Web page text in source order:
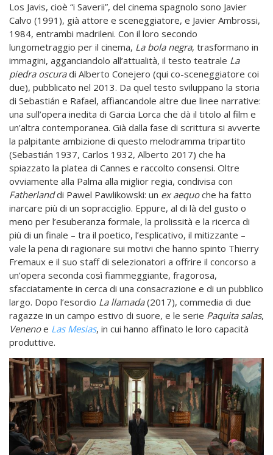
Los Javis, cioè “i Saverii”, del cinema spagnolo sono Javier
Calvo (1991), già attore e sceneggiatore, e Javier Ambrossi,
1984, entrambi madrileni. Con il loro secondo
lungometraggio per il cinema, La bola negra, trasformano in
immagini, agganciandolo all’attualità, il testo teatrale La
piedra oscuradi Alberto Conejero (qui co-sceneggiatore coi
due), pubblicato nel 2013. Da quel testo sviluppano la storia
di Sebastián e Rafael, affiancandole altre due linee narrative:
una sull’opera inedita di Garcia Lorca che dà il titolo al film e
un’altra contemporanea. Già dalla fase di scrittura si avverte
la palpitante ambizione di questo melodramma tripartito
(Sebastián 1937, Carlos 1932, Alberto 2017) che ha
spiazzato la platea di Cannes e raccolto consensi. Oltre
ovviamente alla Palma alla miglior regia, condivisa con
Fatherlanddi Pawel Pawlikowski: un ex aequoche ha fatto
inarcare più di un sopracciglio. Eppure, al di là del gusto o
meno per l’esuberanza formale, la prolissità e la ricerca di
più di un finale – tra il poetico, l’esplicativo, il mitizzante –
vale la pena di ragionare sui motivi che hanno spinto Thierry
Fremaux e il suo staff di selezionatori a offrire il concorso a
un’opera seconda così fiammeggiante, fragorosa,
sfacciatamente in cerca di una consacrazione e di un pubblico
largo. Dopo l’esordio La llamada(2017), commedia di due
ragazze in un campo estivo di suore, e le serie Paquita salas,
Venenoe Las Mesias, in cui hanno affinato le loro capacità
produttive.